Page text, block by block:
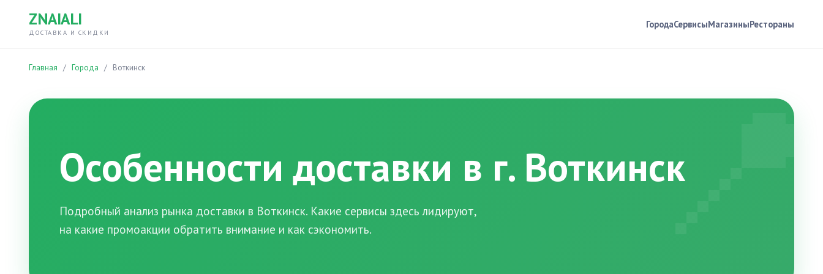
ZNAIALI
ДОСТАВКА И СКИДКИ
ГородаСервисыМагазиныРестораны
Главная / Города / Воткинск
Особенности доставки в г. Воткинск
Подробный анализ рынка доставки в Воткинск. Какие сервисы здесь лидируют,
на какие промоакции обратить внимание и как сэкономить.
📍